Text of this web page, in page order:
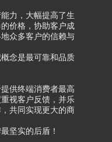
力，大幅提高了生
价格，协助客户成
众多客户的信赖与
念是最可靠和品质
供终端消费者最高
视客户反馈，并乐
共同实现更大的商
坚实的后盾！